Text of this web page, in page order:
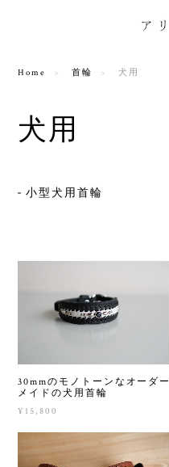
Home 首輪 犬用
犬用
小型犬用首輪
30mmのモノトーンなオーダー
メイドの犬用首輪
¥15,800